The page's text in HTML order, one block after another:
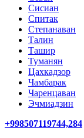
Сисиан
Спитак
Степанаван
Талин
Ташир
Туманян
Цахкадзор
Чамбарак
Чаренцаван
Эчмиадзин
+998507119744,284